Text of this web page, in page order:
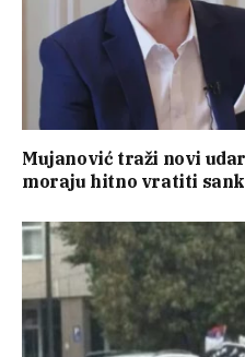
Mujanović traži novi
moraju hitno vratiti